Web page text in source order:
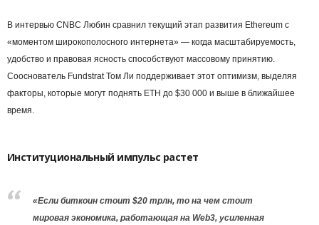
В интервью CNBC Любин сравнил текущий этап развития Ethereum с
«моментом широкополосного интернета» — когда масштабируемость,
удобство и правовая ясность способствуют массовому принятию.
Сооснователь Fundstrat Том Ли поддерживает этот оптимизм, выделяя
факторы, которые могут поднять ETH до $30 000 и выше в ближайшее
время.
Институциональный импульс растет
«Если биткоин стоит $20 трлн, то на чем стоит
мировая экономика, работающая на Web3, усиленная